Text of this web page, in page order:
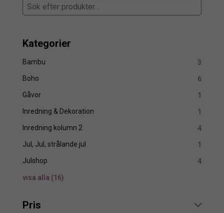
Kategorier
Bambu 3
Boho 6
Gåvor 1
Inredning & Dekoration 1
Inredning kolumn 2 4
Jul, Jul, strålande jul 1
Julshop 4
visa alla (16)
Pris